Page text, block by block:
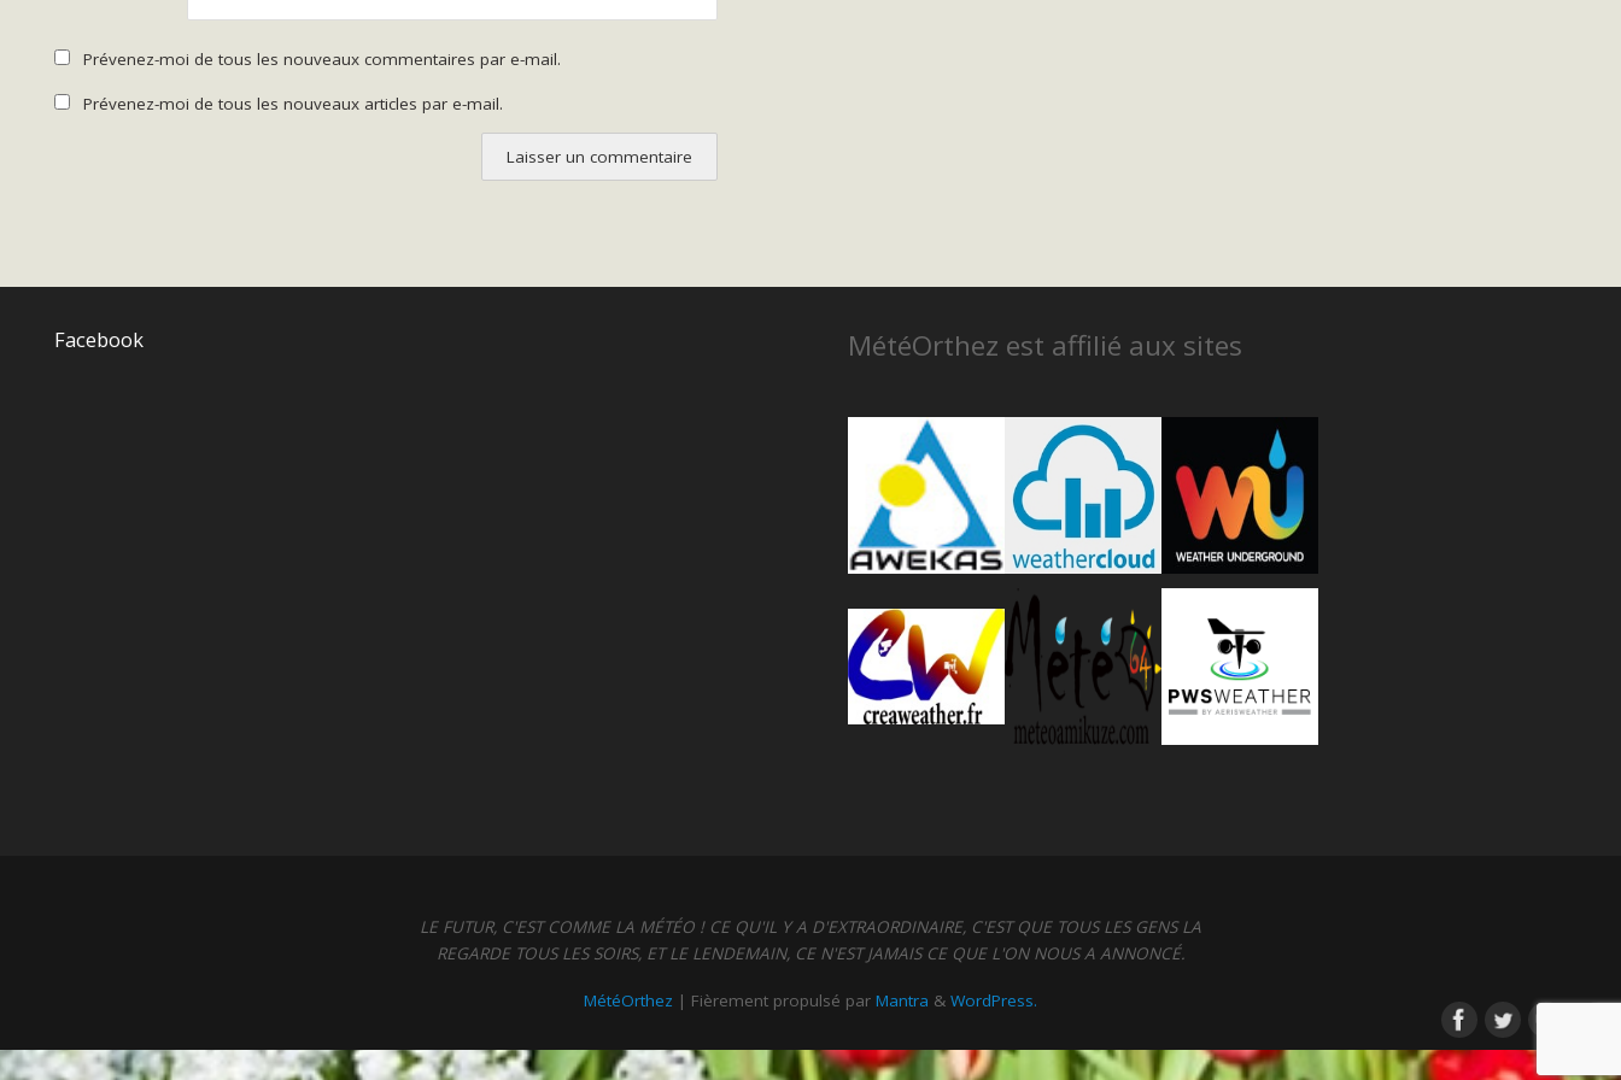
Prévenez-moi de tous les nouveaux commentaires par e-mail.
Prévenez-moi de tous les nouveaux articles par e-mail.
Facebook MétéOrthez est affilié aux sites
LE FUTUR, C'EST COMME LA MÉTÉO ! CE QU'IL Y A D'EXTRAORDINAIRE, C'EST QUE TOUS LES GENS LA
REGARDE TOUS LES SOIRS, ET LE LENDEMAIN, CE N'EST JAMAIS CE QUE L'ON NOUS A ANNONCÉ.
MétéOrthez | Fièrement propulsé par Mantra & WordPress.